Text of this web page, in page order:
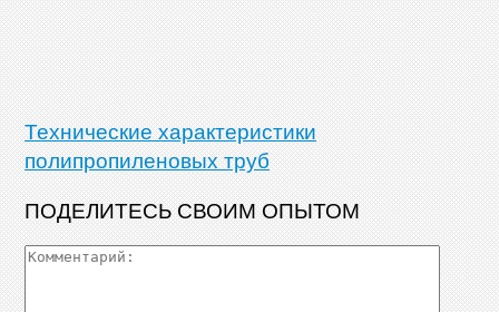
Технические характеристики
полипропиленовых труб
ПОДЕЛИТЕСЬ СВОИМ ОПЫТОМ